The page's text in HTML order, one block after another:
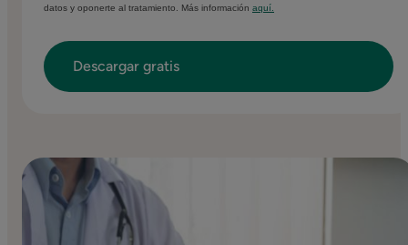
datos y oponerte al tratamiento. Más información aquí.